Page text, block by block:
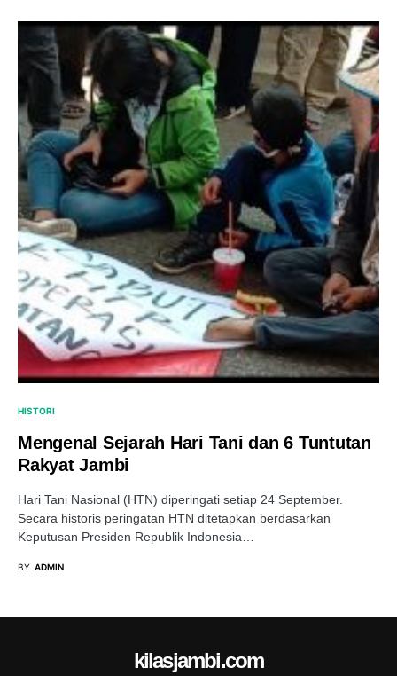
HISTORI
Mengenal Sejarah Hari Tani dan 6 Tuntutan
Rakyat Jambi
Hari Tani Nasional (HTN) diperingati setiap 24 September.
Secara historis peringatan HTN ditetapkan berdasarkan
Keputusan Presiden Republik Indonesia…
BY ADMIN
kilasjambi.com